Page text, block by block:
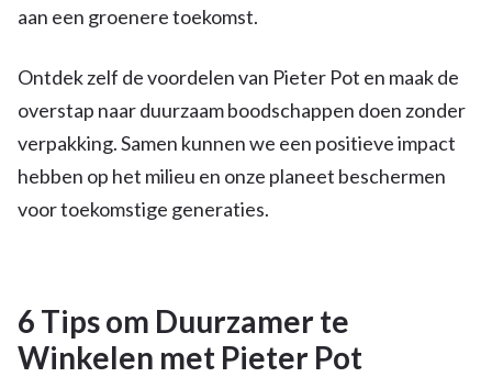
aan een groenere toekomst.
Ontdek zelf de voordelen van Pieter Pot en maak de
overstap naar duurzaam boodschappen doen zonder
verpakking. Samen kunnen we een positieve impact
hebben op het milieu en onze planeet beschermen
voor toekomstige generaties.
6 Tips om Duurzamer te
Winkelen met Pieter Pot